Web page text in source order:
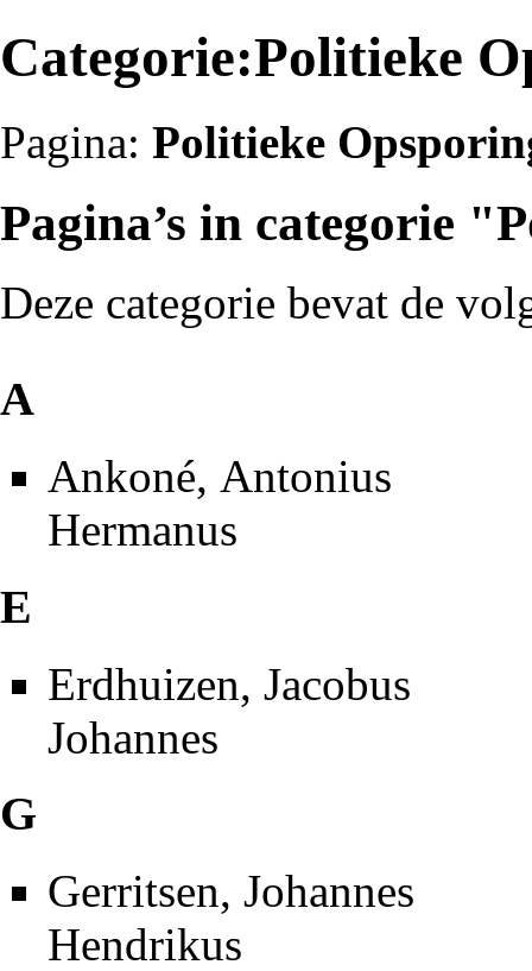
Categorie:Politieke
Pagina: Politieke
Pagina’s in categorie
Deze categorie bevat de
A
Ankoné, Antonius
Hermanus
E
Erdhuizen, Jacobus
Johannes
G
Gerritsen, Johannes
Hendrikus